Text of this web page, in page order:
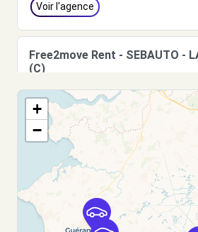
Voir l'agence
Free2move Rent - SEBAUTO -
(C)
3 ALLEE DU PARC DE MESEMENA
LA BAULE, 44500
Voir l'agence
Free2Move Rent - 2S AUTO -
(C)
RUE DE LA LANDE
+
−